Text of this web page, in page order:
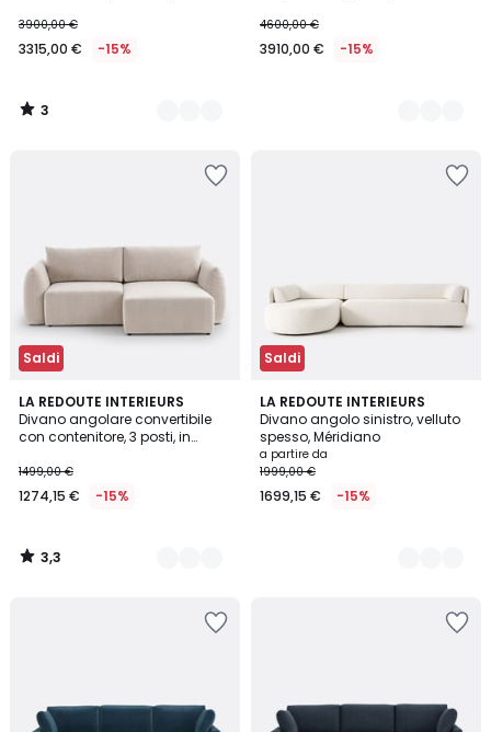
3900,00 €
3315,00 € -15%
3
/
4600,00 €
3910,00 € -15%
Saldi
LA REDOUTE INTERIEURS
Divano angolare convertibile
con contenitore, 3 posti, in
1499,00 €
1274,15 € -15%
3,3
/ 5
5
Colori
3,3
/
Saldi
LA REDOUTE INTERIEURS
Divano angolo sinistro, velluto
spesso, Méridiano
a partire da
1999,00 €
1699,15 € -15%
4
Colori